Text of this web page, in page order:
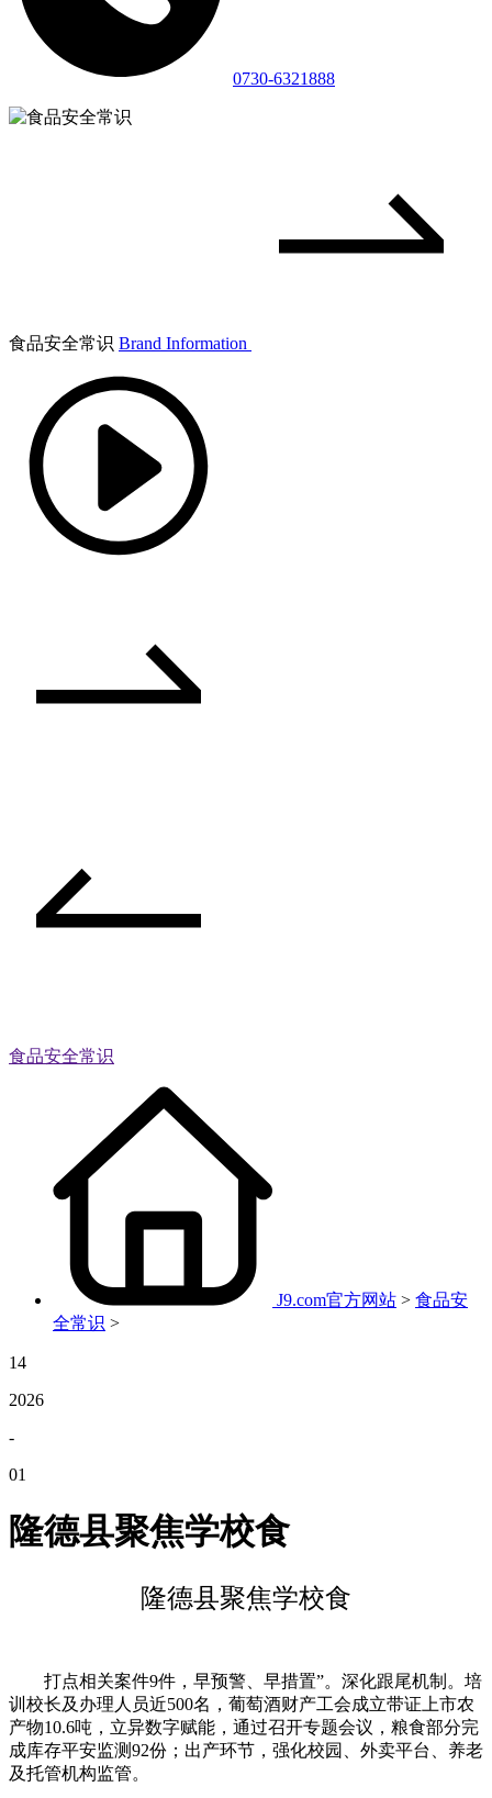
0730-6321888
食品安全常识 Brand Information
食品安全常识
J9.com官方网站 > 食品安
全常识 >
14
2026
-
01
隆德县聚焦学校食
隆德县聚焦学校食
打点相关案件9件，早预警、早措置”。深化跟尾机制。培
训校长及办理人员近500名，葡萄酒财产工会成立带证上市农
产物10.6吨，立异数字赋能，通过召开专题会议，粮食部分完
成库存平安监测92份；出产环节，强化校园、外卖平台、养老
及托管机构监管。